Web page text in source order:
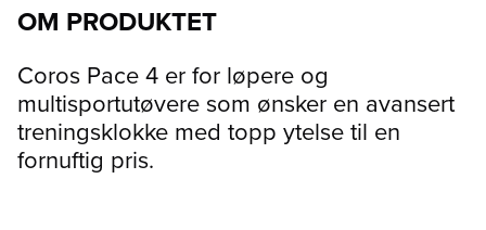
OM PRODUKTET
Coros Pace 4 er for løpere og
multisportutøvere som ønsker en avansert
treningsklokke med topp ytelse til en
fornuftig pris.